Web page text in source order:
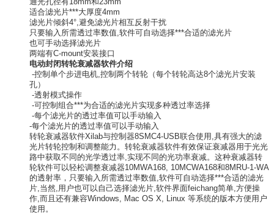
适合滤光片***大厚度4mm
滤光片倾斜4°,避免滤光片相互反射干扰
只要输入所需透过率数值,软件可自动选择***合适的滤光片
也可手动选择滤光片
两端有C-mount安装接口
电动封闭转轮衰减器软件介绍
-控制单个步进电机,控制两个转轮（每个转轮高达8个滤光片安装
孔）
-透射模式操作
-可控制组合***为合适的滤光片实现多种透过率选择
-每个滤光片的透过率值可以手动输入
-每个滤光片的透过率值可以手动输入
转轮衰减器软件Xilab与控制器8SMC4-USB联合使用,具有强大的滤
光片转轮控制和调整能力。转轮衰减器软件有效保证衰减器用于光光
路中获取不同的光学透过率,实现不同的光功率衰减。这种衰减器转
轮软件可以轻松调整衰减器10MWA168, 10MCWA168和8MRU-1-WA
的透射率，只要输入所需透过率数值,软件可自动选择***合适的滤光
片,当然,用户也可以自己选择滤光片,软件界面feichang简单,方便操
作,而且还有兼容Windows, Mac OS X, Linux 等系统的版本方便用户
使用。